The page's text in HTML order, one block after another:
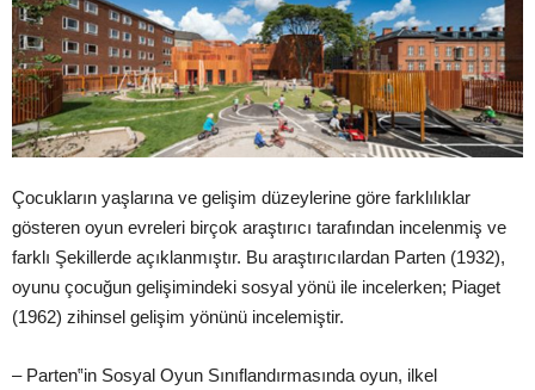
Çocukların yaşlarına ve gelişim düzeylerine göre farklılıklar
gösteren oyun evreleri birçok araştırıcı tarafından incelenmiş ve
farklı Şekillerde açıklanmıştır. Bu araştırıcılardan Parten (1932),
oyunu çocuğun gelişimindeki sosyal yönü ile incelerken; Piaget
(1962) zihinsel gelişim yönünü incelemiştir.
– Parten‟in Sosyal Oyun Sınıflandırmasında oyun, ilkel